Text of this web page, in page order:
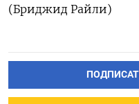
(Бриджид Райли)